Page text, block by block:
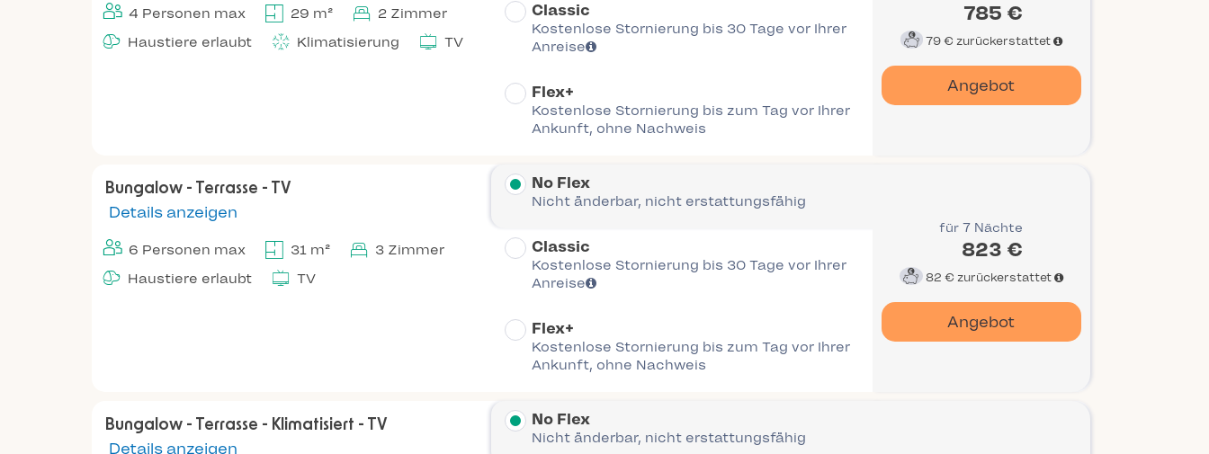
4 Personen max 29 m²
2 Zimmer
Haustiere erlaubt
Klimatisierung TV
Classic
Kostenlose Stornierung bis 30 Tage vor Ihrer
Anreise
Flex+
Kostenlose Stornierung bis zum Tag vor Ihrer
Ankunft, ohne Nachweis
785 €
79 € zurückerstattet
Angebot
Bungalow - Terrasse - TV
Details anzeigen
6 Personen max 31 m²
3 Zimmer
Haustiere erlaubt
TV
No Flex
Nicht änderbar, nicht erstattungsfähig
Classic
Kostenlose Stornierung bis 30 Tage vor Ihrer
Anreise
Flex+
Kostenlose Stornierung bis zum Tag vor Ihrer
Ankunft, ohne Nachweis
für 7 Nächte
823 €
82 € zurückerstattet
Angebot
Bungalow - Terrasse - Klimatisiert - TV
Details anzeigen
No Flex
Nicht änderbar, nicht erstattungsfähig